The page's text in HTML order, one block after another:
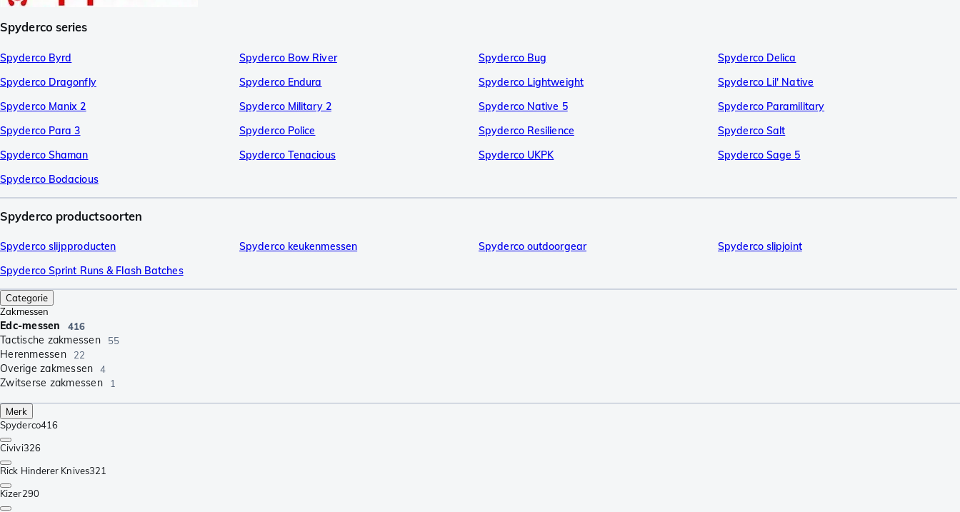
Spyderco series
Spyderco Byrd Spyderco Bow River Spyderco Bug
Spyderco Delica
Spyderco Dragonfly
Spyderco Endura Spyderco Lightweight
Spyderco Lil' Native
Spyderco Manix 2
Spyderco Military 2 Spyderco Native 5
Spyderco Paramilitary
Spyderco Para 3
Spyderco Police Spyderco Resilience
Spyderco Salt
Spyderco Shaman
Spyderco Tenacious Spyderco UKPK
Spyderco Sage 5
Spyderco Bodacious
Spyderco productsoorten
Spyderco slijpproducten Spyderco keukenmessen Spyderco outdoorgear
Spyderco slipjoint
Spyderco Sprint Runs & Flash Batches
Categorie
Zakmessen
Edc-messen 416
Tactische zakmessen 55
Herenmessen 22
Overige zakmessen 4
Zwitserse zakmessen 1
Merk
Spyderco416
Civivi326
Rick Hinderer Knives321
Kizer290